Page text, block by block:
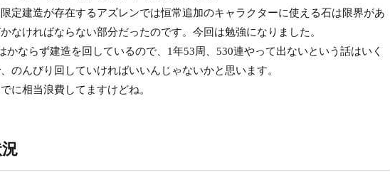
定建造が存在するアズレンでは恒常追加のキャラクターに使える石は限界があ
なければならない部分だったのです。今回は勉強になりました。
ならず建造を回しているので、1年53周、530連やって出ないという話はいく
のんびり回していければいいんじゃないかと思います。
に相当浪費してますけどね。